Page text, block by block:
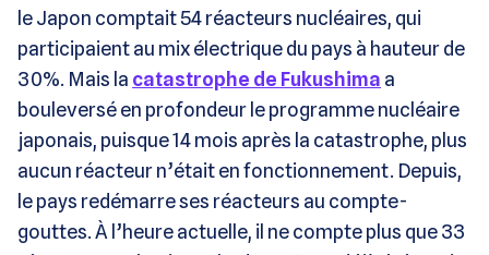
le Japon comptait 54 réacteurs nucléaires, qui
participaient au mix électrique du pays à hauteur de
30%. Mais la catastrophe de Fukushima a
bouleversé en profondeur le programme nucléaire
japonais, puisque 14 mois après la catastrophe, plus
aucun réacteur n’était en fonctionnement. Depuis,
le pays redémarre ses réacteurs au compte-
gouttes. À l’heure actuelle, il ne compte plus que 33